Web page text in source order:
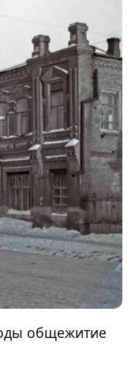
общежитие